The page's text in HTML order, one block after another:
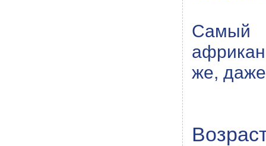
Самый
же, даже